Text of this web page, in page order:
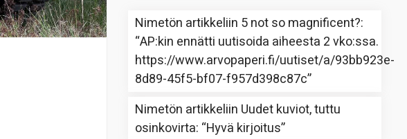
Nimetön artikkeliin 5 not so magnificent?:
“AP:kin ennätti uutisoida aiheesta 2 vko:ssa.
https://www.arvopaperi.fi/uutiset/a/93bb923e-
8d89-45f5-bf07-f957d398c87c”
Nimetön artikkeliin Uudet kuviot, tuttu
osinkovirta: “Hyvä kirjoitus”